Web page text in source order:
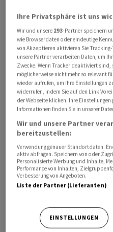
Wie aus dem Bericht
Wachstum bereits Ende
Demnach sei der Zuwachs
im vierten Quartal um
ausgefallen als im
diesem Zusammenhang
Konjunkturentwicklung in
zweitgrösste
Verbrauch an
Während sich das
verzeichneten die Experten
sei das Angebot im
Barrel pro Tag gefallen. Als
Ihre Privatsphäre ist uns
Wir und unsere 293-Partner speichern
wie Browserdaten oder eindeutige
von Akzeptieren aktivieren Sie
unsere Partner verarbeiten Daten, um
Zwecke. Wenn Tracker deaktiviert
möglicherweise nicht mehr so relevant
wieder aufrufen, um Ihre Einstellungen
widerrufen, indem Sie auf den Link
der Webseite klicken. Ihre
Informationen finden Sie in unserer
Wir und unsere Partner
bereitzustellen:
Verwendung genauer Standortdaten.
aktiv abfragen. Speichern von oder
Personalisierte Werbung und Inhalte,
Performance von Inhalten,
Verbesserung von Angeboten.
Liste der Partner (Lieferanten)
EINSTELLUNGEN